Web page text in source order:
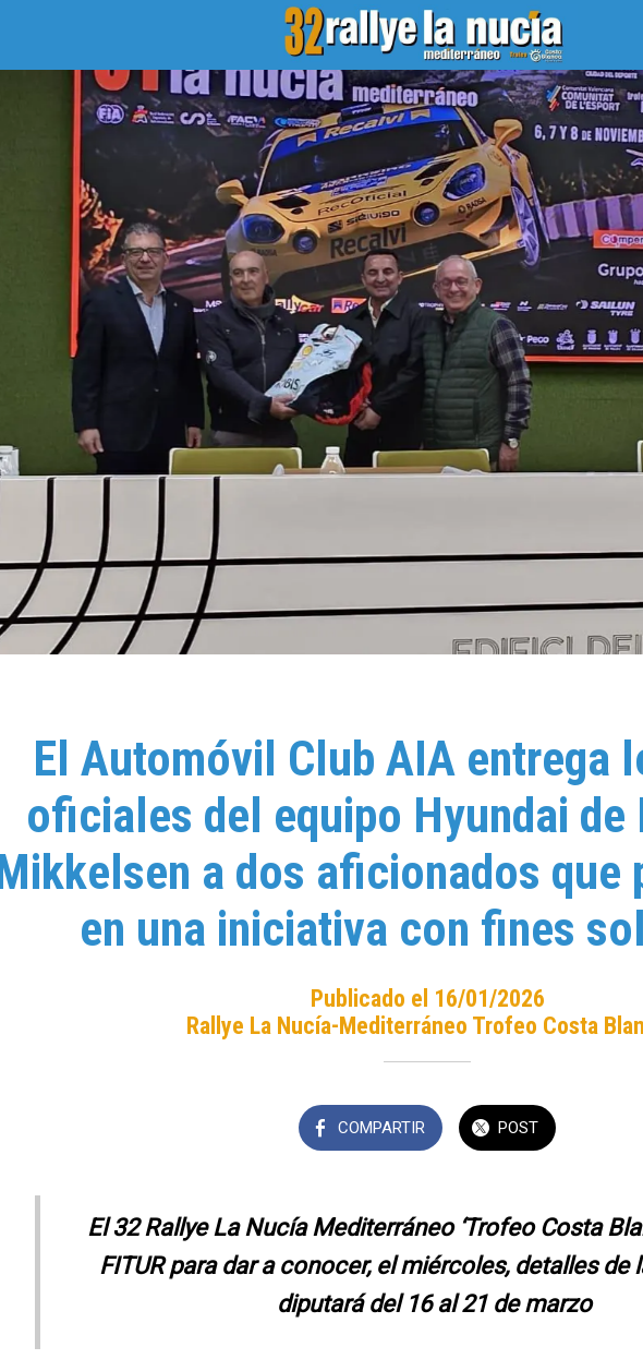
El Automóvil Club AIA entrega
oficiales del equipo Hyundai
a dos aficionados que
en una iniciativa con fines
Publicado el 16/01/2026
Rallye La Nucía-Mediterráneo Trofeo Costa
COMPARTIR POST
El 32 Rallye La Nucía Mediterráneo ‘Trofeo Costa
FITUR para dar a conocer, el miércoles, detalles de
diputará del 16 al 21 de marzo